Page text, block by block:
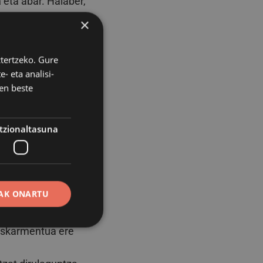
hala
ere
×
Gure
eta analisi-
beste
ONARTU